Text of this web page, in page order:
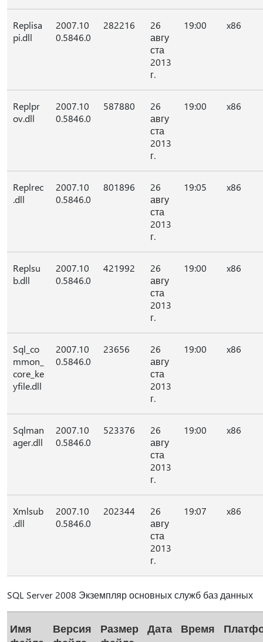
Replisa
pi.dll
2007.10
0.5846.0
282216
26
авгу
ста
2013
г.
19:00 x86
Replpr
ov.dll
2007.10
0.5846.0
587880
26
авгу
ста
2013
г.
19:00 x86
Replrec
.dll
2007.10
0.5846.0
801896
26
авгу
ста
2013
г.
19:05 x86
Replsu
b.dll
2007.10
0.5846.0
421992
26
авгу
ста
2013
г.
19:00 x86
Sql_co
mmon_
core_ke
yfile.dll
2007.10
0.5846.0
23656
26
авгу
ста
2013
г.
19:00 x86
Sqlman
ager.dll
2007.10
0.5846.0
523376
26
авгу
ста
2013
г.
19:00 x86
Xmlsub
.dll
2007.10
0.5846.0
202344
26
авгу
ста
2013
г.
19:07 x86
SQL Server 2008 Экземпляр основных служб баз данных
Имя
Версия
Размер
Дата Время